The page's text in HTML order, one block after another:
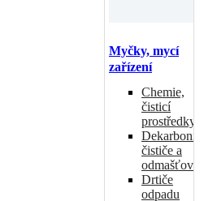
Myčky, mycí
zařízení
Chemie,
čisticí
prostředky
Dekarbonizační
čističe a
odmašťovače
Drtiče
odpadu